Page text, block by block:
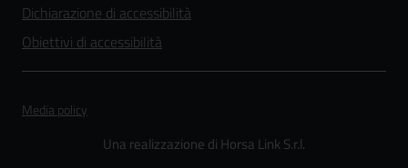
Dichiarazione di accessibilità
Obiettivi di accessibilità
Media policy
Una realizzazione di Horsa Link S.r.l.